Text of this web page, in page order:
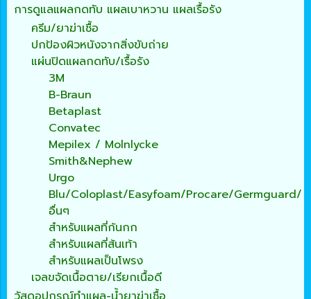
การดูแลแผลกดทับ แผลเบาหวาน แผลเรื้อรัง
ครีม/ยาฆ่าเชื้อ
ปกป้องผิวหนังจากสิ่งขับถ่าย
แผ่นปิดแผลกดทับ/เรื้อรัง
3M
B-Braun
Betaplast
Convatec
Mepilex / Molnlycke
Smith&Nephew
Urgo
Blu/Coloplast/Easyfoam/Procare/Germguard/
อื่นๆ
สำหรับแผลที่ก้นกก
สำหรับแผลที่ส้นเท้า
สำหรับแผลเป็นโพรง
เจลขจัดเนื้อตาย/เรียกเนื้อดี